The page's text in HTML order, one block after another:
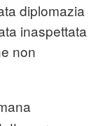
diplomazia
inaspettata
non